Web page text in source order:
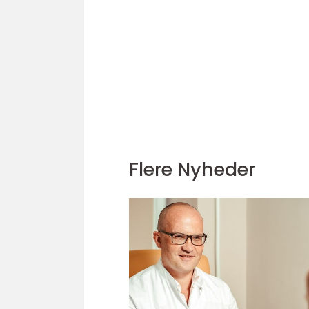
Flere Nyheder